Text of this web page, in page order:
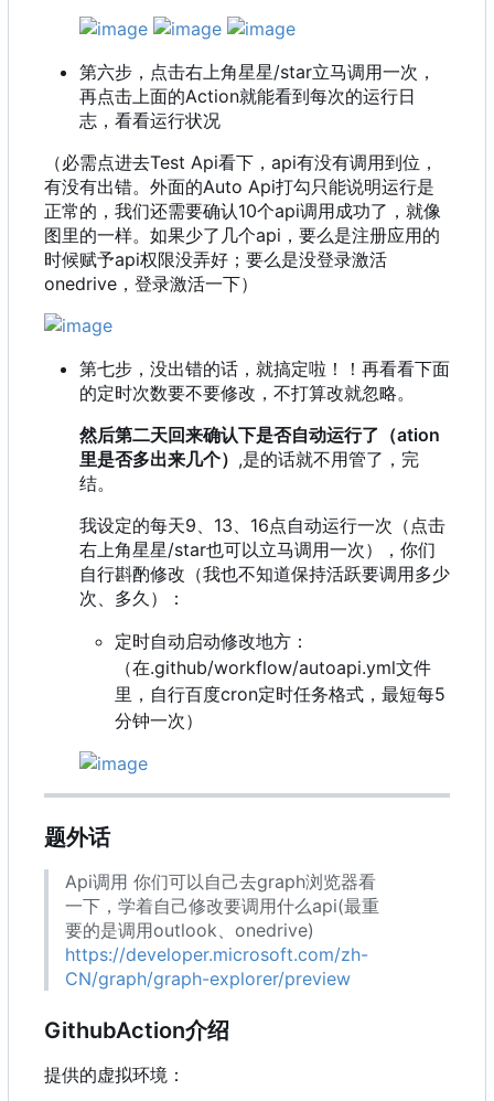
第六步，点击右上角星星/star立马调用一次，
再点击上面的Action就能看到每次的运行日
志，看看运行状况
（必需点进去Test Api看下，api有没有调用到位，
有没有出错。外面的Auto Api打勾只能说明运行是
正常的，我们还需要确认10个api调用成功了，就像
图里的一样。如果少了几个api，要么是注册应用的
时候赋予api权限没弄好；要么是没登录激活
onedrive，登录激活一下）
第七步，没出错的话，就搞定啦！！再看看下面
的定时次数要不要修改，不打算改就忽略。
然后第二天回来确认下是否自动运行了（ation
里是否多出来几个） ,是的话就不用管了，完
结。
我设定的每天9、13、16点自动运行一次（点击
右上角星星/star也可以立马调用一次），你们
自行斟酌修改（我也不知道保持活跃要调用多少
次、多久）：
定时自动启动修改地方：
（在.github/workflow/autoapi.yml文件
里，自行百度cron定时任务格式，最短每5
分钟一次）
题外话
Api调用 你们可以自己去graph浏览器看
一下，学着自己修改要调用什么api(最重
要的是调用outlook、onedrive)
https://developer.microsoft.com/zh-
CN/graph/graph-explorer/preview
GithubAction介绍
提供的虚拟环境：